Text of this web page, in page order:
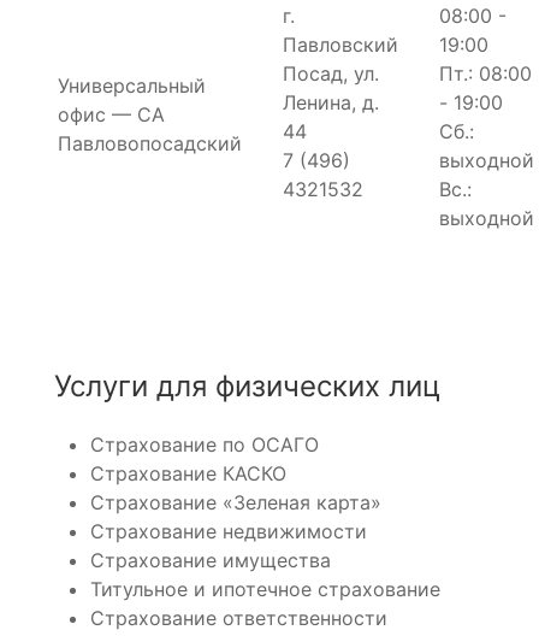
Универсальный
офис — СА
Павловопосадcкий
г.
Павловский
Посад, ул.
Ленина, д.
44
7 (496)
4321532
08:00 -
19:00
Пт.: 08:00
- 19:00
Сб.:
выходной
Вс.:
выходной
Услуги для физических лиц
Страхование по ОСАГО
Страхование КАСКО
Страхование «Зеленая карта»
Страхование недвижимости
Страхование имущества
Титульное и ипотечное страхование
Страхование ответственности